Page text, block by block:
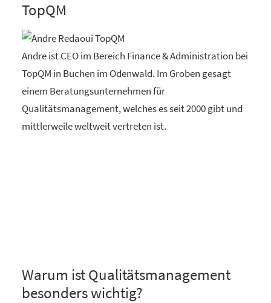
TopQM
Andre ist CEO im Bereich Finance & Administration bei
TopQM in Buchen im Odenwald. Im Groben gesagt
einem Beratungsunternehmen für
Qualitätsmanagement, welches es seit 2000 gibt und
mittlerweile weltweit vertreten ist.
Warum ist Qualitätsmanagement
besonders wichtig?